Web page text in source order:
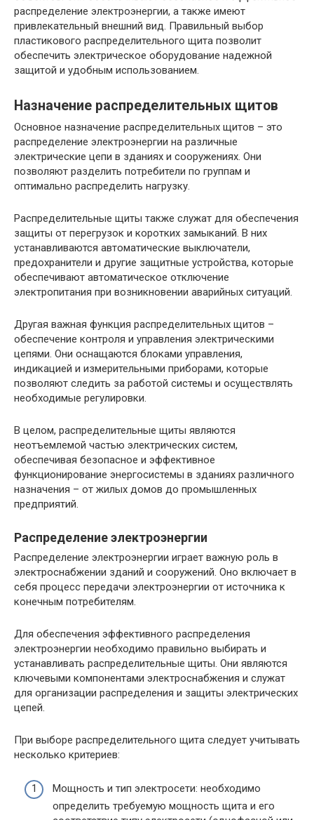
распределение электроэнергии, а также имеют
привлекательный внешний вид. Правильный выбор
пластикового распределительного щита позволит
обеспечить электрическое оборудование надежной
защитой и удобным использованием.
Назначение распределительных щитов
Основное назначение распределительных щитов – это
распределение электроэнергии на различные
электрические цепи в зданиях и сооружениях. Они
позволяют разделить потребители по группам и
оптимально распределить нагрузку.
Распределительные щиты также служат для обеспечения
защиты от перегрузок и коротких замыканий. В них
устанавливаются автоматические выключатели,
предохранители и другие защитные устройства, которые
обеспечивают автоматическое отключение
электропитания при возникновении аварийных ситуаций.
Другая важная функция распределительных щитов –
обеспечение контроля и управления электрическими
цепями. Они оснащаются блоками управления,
индикацией и измерительными приборами, которые
позволяют следить за работой системы и осуществлять
необходимые регулировки.
В целом, распределительные щиты являются
неотъемлемой частью электрических систем,
обеспечивая безопасное и эффективное
функционирование энергосистемы в зданиях различного
назначения – от жилых домов до промышленных
предприятий.
Распределение электроэнергии
Распределение электроэнергии играет важную роль в
электроснабжении зданий и сооружений. Оно включает в
себя процесс передачи электроэнергии от источника к
конечным потребителям.
Для обеспечения эффективного распределения
электроэнергии необходимо правильно выбирать и
устанавливать распределительные щиты. Они являются
ключевыми компонентами электроснабжения и служат
для организации распределения и защиты электрических
цепей.
При выборе распределительного щита следует учитывать
несколько критериев:
Мощность и тип электросети: необходимо
определить требуемую мощность щита и его